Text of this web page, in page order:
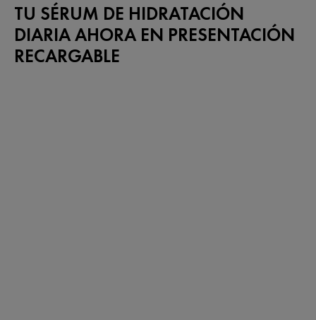
TU SÉRUM DE HIDRATACIÓN
DIARIA AHORA EN PRESENTACIÓN
RECARGABLE